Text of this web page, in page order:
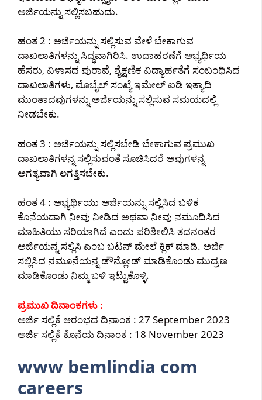
ಅರ್ಜಿಯನ್ನು ಸಲ್ಲಿಸಬಹುದು.
ಹಂತ 2 : ಅರ್ಜಿಯನ್ನು ಸಲ್ಲಿಸುವ ವೇಳೆ ಬೇಕಾಗುವ
ದಾಖಲಾತಿಗಳನ್ನು ಸಿದ್ಧವಾಗಿರಿಸಿ. ಉದಾಹರಣೆಗೆ ಅಭ್ಯರ್ಥಿಯ
ಹೆಸರು, ವಿಳಾಸದ ಪುರಾವೆ, ಶೈಕ್ಷಣಿಕ ವಿದ್ಯಾರ್ಹತೆಗೆ ಸಂಬಂಧಿಸಿದ
ದಾಖಲಾತಿಗಳು, ಮೊಬೈಲ್ ಸಂಖ್ಯೆ ಇಮೇಲ್ ಐಡಿ ಇತ್ಯಾದಿ
ಮುಂತಾದವುಗಳನ್ನು ಅರ್ಜಿಯನ್ನು ಸಲ್ಲಿಸುವ ಸಮಯದಲ್ಲಿ
ನೀಡಬೇಕು.
ಹಂತ 3 : ಅರ್ಜಿಯನ್ನು ಸಲ್ಲಿಸಬೇಡಿ ಬೇಕಾಗುವ ಪ್ರಮುಖ
ದಾಖಲಾತಿಗಳನ್ನ ಸಲ್ಲಿಸುವಂತೆ ಸೂಚಿಸಿದರೆ ಅವುಗಳನ್ನ
ಅಗತ್ಯವಾಗಿ ಲಗತ್ತಿಸಬೇಕು.
ಹಂತ 4 : ಅಭ್ಯರ್ಥಿಯು ಅರ್ಜಿಯನ್ನು ಸಲ್ಲಿಸಿದ ಬಳಿಕ
ಕೊನೆಯದಾಗಿ ನೀವು ನೀಡಿದ ಅಥವಾ ನೀವು ನಮೂದಿಸಿದ
ಮಾಹಿತಿಯು ಸರಿಯಾಗಿದೆ ಎಂದು ಪರಿಶೀಲಿಸಿ ತದನಂತರ
ಅರ್ಜಿಯನ್ನ ಸಲ್ಲಿಸಿ ಎಂಬ ಬಟನ್ ಮೇಲೆ ಕ್ಲಿಕ್ ಮಾಡಿ. ಅರ್ಜಿ
ಸಲ್ಲಿಸಿದ ನಮೂನೆಯನ್ನ ಡೌನ್ಲೋಡ್ ಮಾಡಿಕೊಂಡು ಮುದ್ರಣ
ಮಾಡಿಕೊಂಡು ನಿಮ್ಮ ಬಳಿ ಇಟ್ಟುಕೊಳ್ಳಿ.
ಪ್ರಮುಖ ದಿನಾಂಕಗಳು :
ಅರ್ಜಿ ಸಲ್ಲಿಕೆ ಆರಂಭದ ದಿನಾಂಕ : 27 September 2023
ಅರ್ಜಿ ಸಲ್ಲಿಕೆ ಕೊನೆಯ ದಿನಾಂಕ : 18 November 2023
www bemlindia com
careers